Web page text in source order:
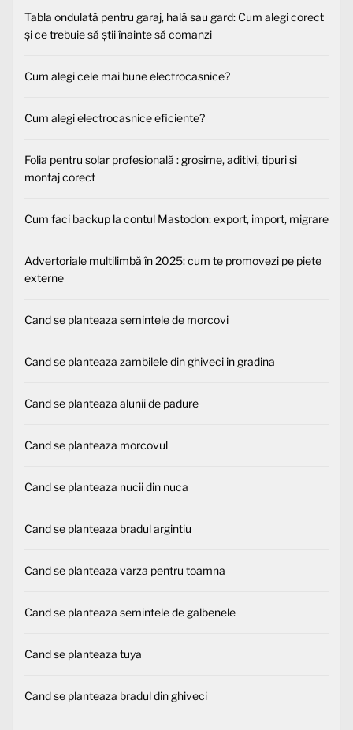
Tabla ondulată pentru garaj, hală sau gard: Cum alegi corect
și ce trebuie să știi înainte să comanzi
Cum alegi cele mai bune electrocasnice?
Cum alegi electrocasnice eficiente?
Folia pentru solar profesională : grosime, aditivi, tipuri și
montaj corect
Cum faci backup la contul Mastodon: export, import, migrare
Advertoriale multilimbă în 2025: cum te promovezi pe piețe
externe
Cand se planteaza semintele de morcovi
Cand se planteaza zambilele din ghiveci in gradina
Cand se planteaza alunii de padure
Cand se planteaza morcovul
Cand se planteaza nucii din nuca
Cand se planteaza bradul argintiu
Cand se planteaza varza pentru toamna
Cand se planteaza semintele de galbenele
Cand se planteaza tuya
Cand se planteaza bradul din ghiveci